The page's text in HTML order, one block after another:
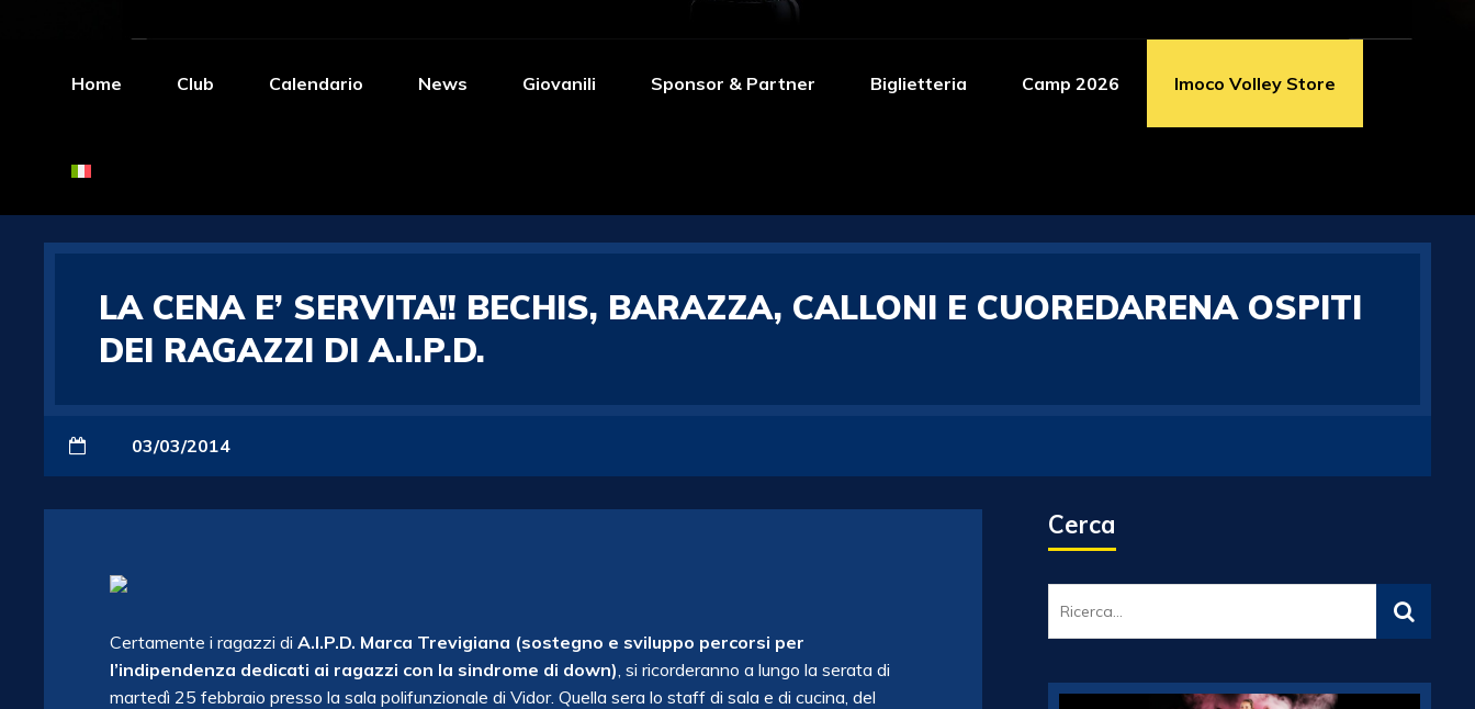
Home Club Calendario News Giovanili Sponsor & Partner Biglietteria Camp 2026 Imoco Volley Store
LA CENA E’ SERVITA!! BECHIS, BARAZZA, CALLONI E CUOREDARENA OSPITI
DEI RAGAZZI DI A.I.P.D.
03/03/2014
Certamente i ragazzi di A.I.P.D. Marca Trevigiana (sostegno e sviluppo percorsi per
l’indipendenza dedicati ai ragazzi con la sindrome di down), si ricorderanno a lungo la serata di
martedì 25 febbraio presso la sala polifunzionale di Vidor. Quella sera lo staff di sala e di cucina, del
Cerca